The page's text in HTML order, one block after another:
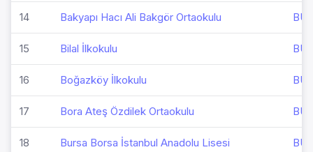
14 Bakyapı Hacı Ali Bakgör Ortaokulu
15 Bilal İlkokulu
16 Boğazköy İlkokulu
17 Bora Ateş Özdilek Ortaokulu
18 Bursa Borsa İstanbul Anadolu Lisesi